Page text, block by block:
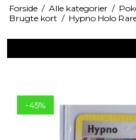
Forside / Alle kategorier /
Brugte kort / Hypno Holo
-45%